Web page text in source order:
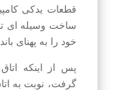
قطعات یدکی
ساخت وسیله ای
خود را به پهنای
پس از اینکه اتاق
گرفت، نوبت به